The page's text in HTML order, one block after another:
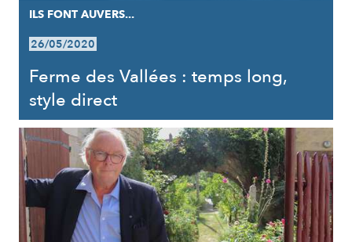
ILS FONT AUVERS...
26/05/2020
Ferme des Vallées : temps long,
style direct